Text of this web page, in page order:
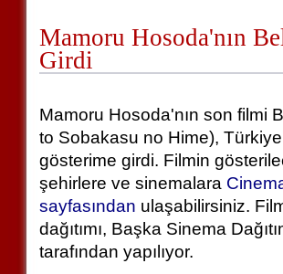
Mamoru Hosoda'nın
Girdi
Mamoru Hosoda'nın son filmi
to Sobakasu no Hime),
gösterime girdi. Filmin
şehirlere ve sinemalara
sayfasından ulaşabilirsiniz.
dağıtımı, Başka Sinema
tarafından yapılıyor.